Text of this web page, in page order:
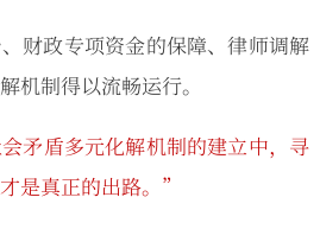
财政专项资金的保障、律师调解
机制得以流畅运行。
矛盾多元化解机制的建立中，寻
是真正的出路。”